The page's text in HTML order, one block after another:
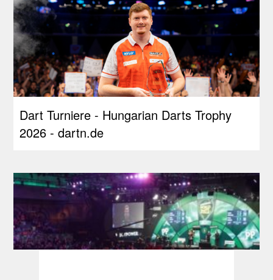
Dart Turniere - Hungarian Darts Trophy
2026 - dartn.de